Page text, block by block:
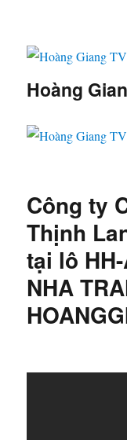
Hoàng
Công ty
Thịnh
tại lô
NHA